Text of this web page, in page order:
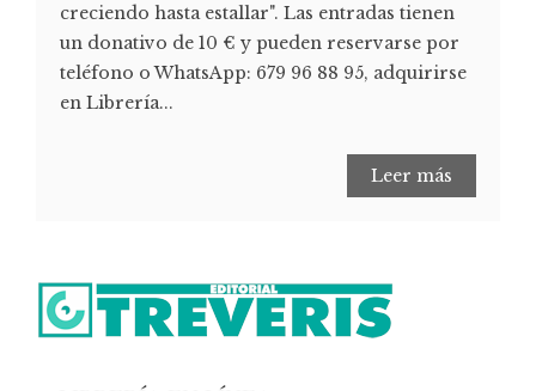
creciendo hasta estallar". Las entradas tienen
un donativo de 10 € y pueden reservarse por
teléfono o WhatsApp: 679 96 88 95, adquirirse
en Librería...
Leer más